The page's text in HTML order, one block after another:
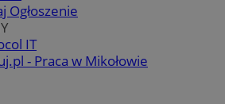
Ogłoszenie
IT
- Praca w Mikołowie